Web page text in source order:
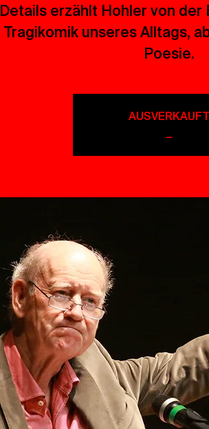
Details erzählt Hohler von der
Tragikomik unseres Alltags,
Poesie.
AUSVERKAUFT